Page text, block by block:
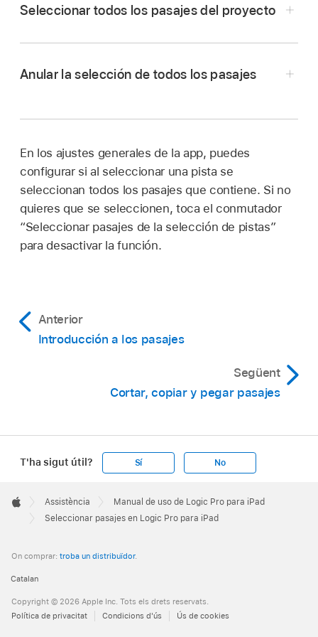
Seleccionar todos los pasajes del proyecto
En Logic Pro, toca una parte vacía del área de
pistas y, después, toca “Seleccionar todo”.
anular la selección.
Toca un pasaje, después Seleccionar y, por
último, toca Todos.
Anular la selección de todos los pasajes
Toca dos veces un pasaje, después
Seleccionar y, por último, toca “No seleccionar
nada”.
En los ajustes generales de la app, puedes
configurar si al seleccionar una pista se
seleccionan todos los pasajes que contiene. Si no
quieres que se seleccionen, toca el conmutador
“Seleccionar pasajes de la selección de pistas”
para desactivar la función.
Anterior
Introducción a los pasajes
Següent
Cortar, copiar y pegar pasajes
T'ha sigut útil? Sí No
Footer

Apple
Assistència
Manual de uso de Logic Pro para iPad
Seleccionar pasajes en Logic Pro para iPad
On comprar: troba un distribuïdor.
Catalan
Copyright © 2026 Apple Inc. Tots els drets reservats.
Política de privacitat
Condicions d'ús Ús de cookies